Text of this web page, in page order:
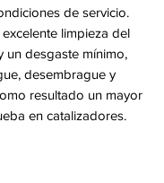
de servicio.
limpieza del
un desgaste mínimo,
desembrague y
resultado un mayor
en catalizadores.